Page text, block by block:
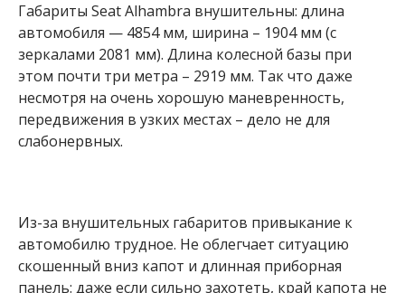
Габариты Seat Alhambra внушительны: длина
автомобиля — 4854 мм, ширина – 1904 мм (с
зеркалами 2081 мм). Длина колесной базы при
этом почти три метра – 2919 мм. Так что даже
несмотря на очень хорошую маневренность,
передвижения в узких местах – дело не для
слабонервных.
Из-за внушительных габаритов привыкание к
автомобилю трудное. Не облегчает ситуацию
скошенный вниз капот и длинная приборная
панель: даже если сильно захотеть, край капота не